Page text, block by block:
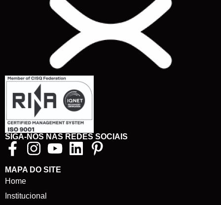
SIGA-NOS NAS REDES SOCIAIS
MAPA DO SITE
Home
Institucional